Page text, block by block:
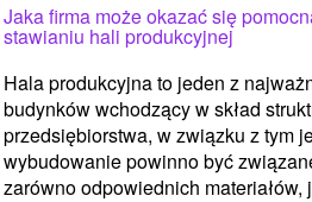
Jaka firma może okazać się
stawianiu hali produkcyjnej
Hala produkcyjna to jeden z
budynków wchodzący w skład
przedsiębiorstwa, w związku z tym
wybudowanie powinno być
zarówno odpowiednich materiałów,